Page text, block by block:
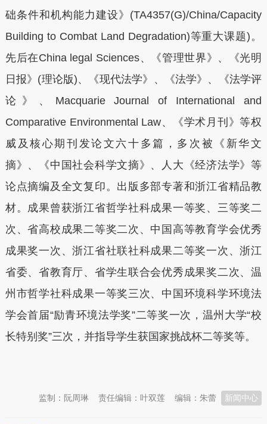
础条件和机构能力建设》(TA4357(G)/China/Capacity
Building to Combat Land Degradation)等重大课题)。
先后在China legal Sciences、《管理世界》、《光明
日报》(理论版)、《现代法学》、《法学》、《法学评
论》、Macquarie Journal of International and
Comparative Environmental Law、《学术月刊》等权
威及核心期刊发论文六十多篇，多次被《新华文
摘》、《中国社会科学文摘》、人大《经济法学》等
论点摘编及全文复印。出版多部专著和浙江省精品教
材。成果曾获浙江省哲学社科成果一等奖、三等奖二
次、省高校成果二等奖二次、中国高等教育学会优秀
成果奖一次、浙江省社联社科成果二等奖一次、浙江
省委、省教育厅、省学生联合会优秀成果奖二次、温
州市哲学社科成果一等奖三次、中国环境科学环境法
学会首届“励青环境法学奖”二等奖一次，温州大学“校
长特别奖”三次，并指导学生获国家挑战杯二等奖等。
新闻中心
编辑：朱蕾
责任编辑：叶双莲
监制：阮周琳